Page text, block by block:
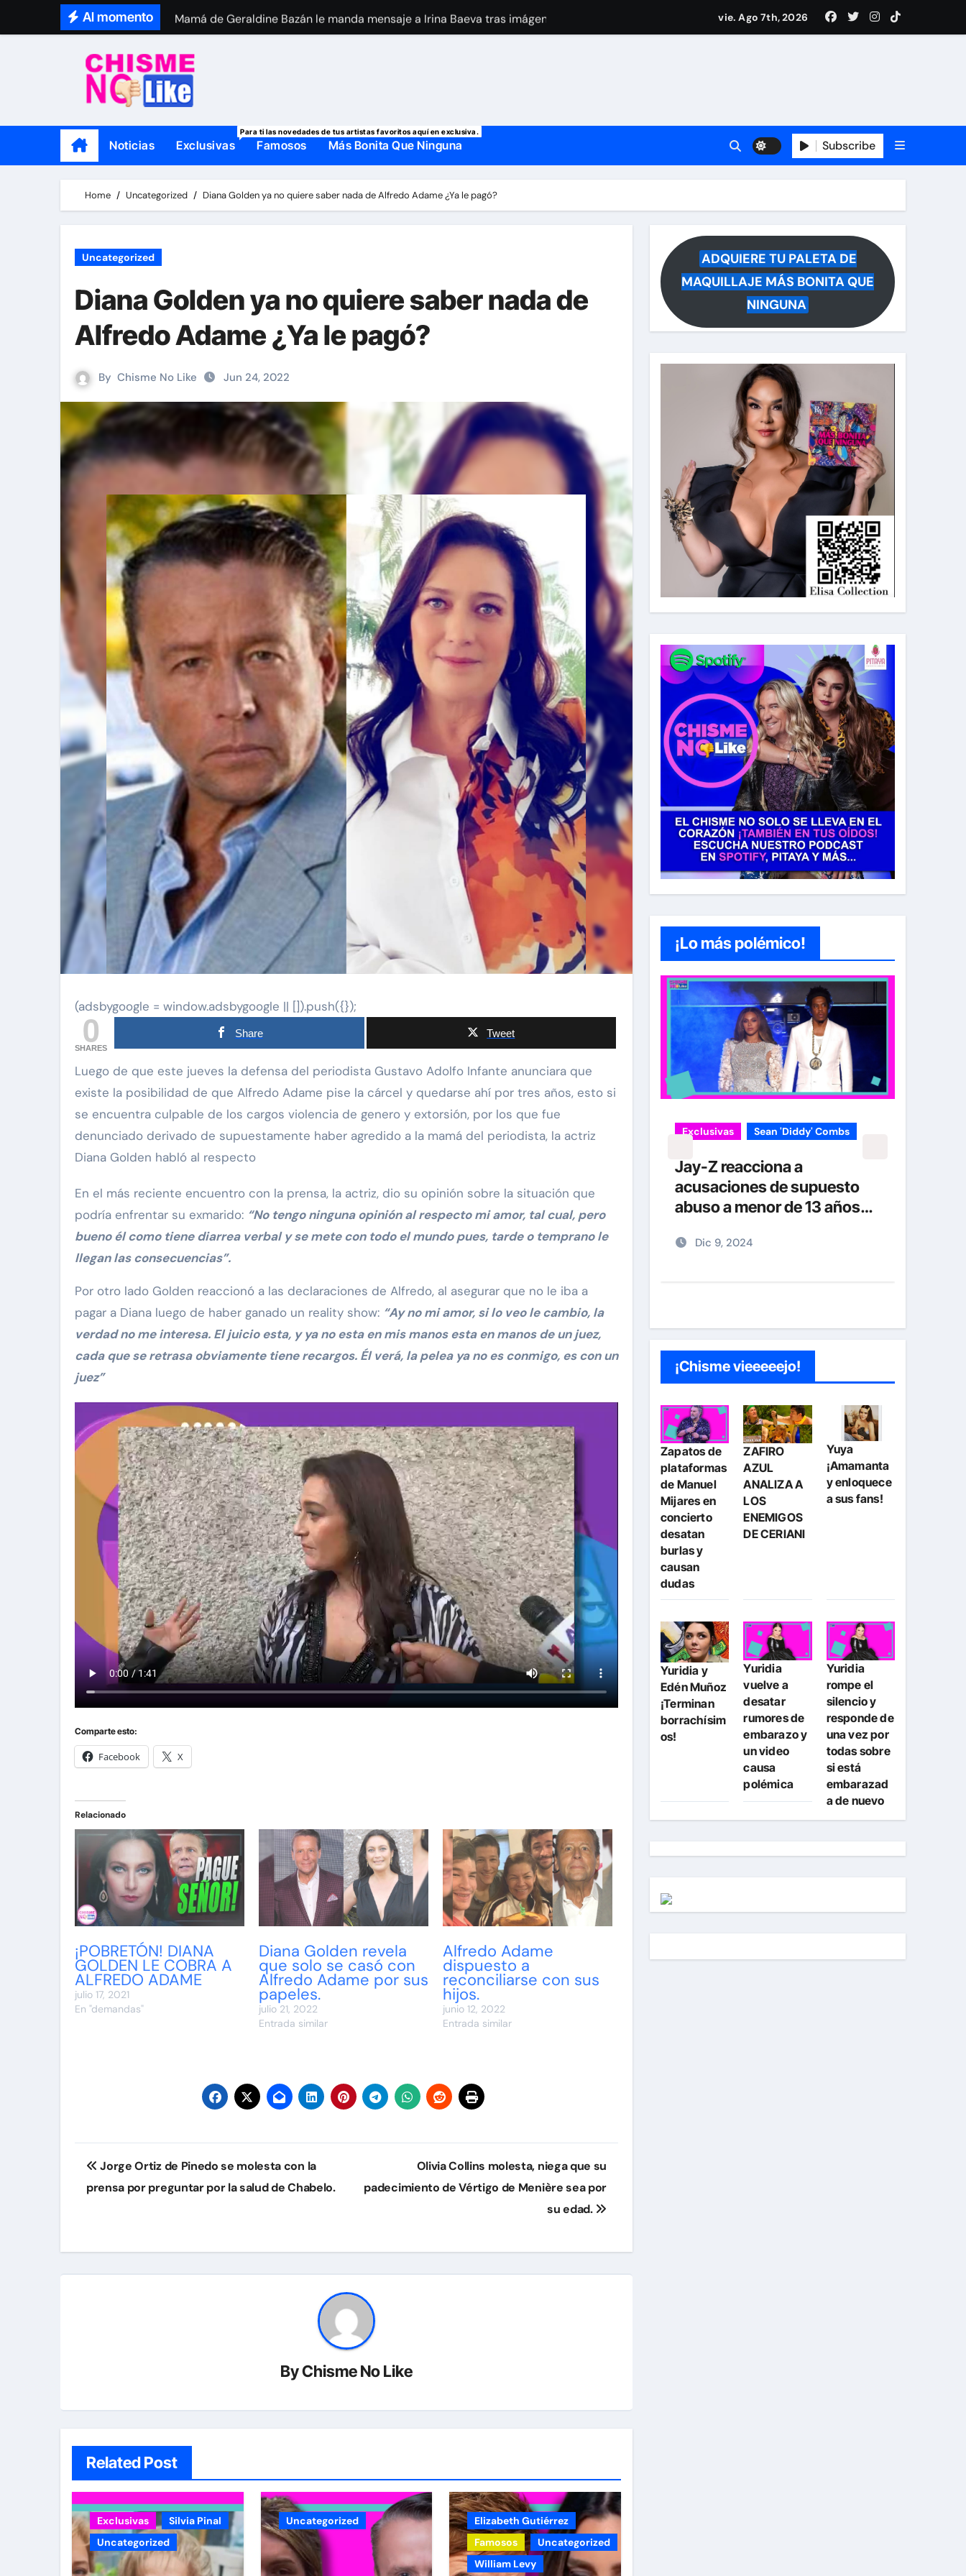
Al momento
Mamá de Geraldine Bazán le manda mensaje a Irina Baeva tras imágenes junto a Giovanni Medina y revela lo que muchos querían saber
vie. Ago 7th, 2026
Noticias Exclusivas
Para ti las novedades de tus artistas favoritos aquí en exclusiva.
Famosos Más Bonita Que Ninguna Subscribe
Home Uncategorized Diana Golden ya no quiere saber nada de Alfredo Adame ¿Ya le pagó?
Uncategorized
Diana Golden ya no quiere saber nada de
Alfredo Adame ¿Ya le pagó?
By Chisme No Like Jun 24, 2022
(adsbygoogle = window.adsbygoogle || []).push({});
0
SHARES
Share Tweet
Luego de que este jueves la defensa del periodista Gustavo Adolfo Infante anunciara que
existe la posibilidad de que Alfredo Adame pise la cárcel y quedarse ahí por tres años, esto si
se encuentra culpable de los cargos violencia de genero y extorsión, por los que fue
denunciado derivado de supuestamente haber agredido a la mamá del periodista, la actriz
Diana Golden habló al respecto
En el más reciente encuentro con la prensa, la actriz, dio su opinión sobre la situación que
podría enfrentar su exmarido: “No tengo ninguna opinión al respecto mi amor, tal cual, pero
bueno él como tiene diarrea verbal y se mete con todo el mundo pues, tarde o temprano le
llegan las consecuencias”.
Por otro lado Golden reaccionó a las declaraciones de Alfredo, al asegurar que no le iba a
pagar a Diana luego de haber ganado un reality show: “Ay no mi amor, si lo veo le cambio, la
verdad no me interesa. El juicio esta, y ya no esta en mis manos esta en manos de un juez,
cada que se retrasa obviamente tiene recargos. Él verá, la pelea ya no es conmigo, es con un
juez”
Comparte esto:
Facebook X
Relacionado
¡POBRETÓN! DIANA
GOLDEN LE COBRA A
ALFREDO ADAME
julio 17, 2021
En "demandas"
Diana Golden revela
que solo se casó con
Alfredo Adame por sus
papeles.
julio 21, 2022
Entrada similar
Alfredo Adame
dispuesto a
reconciliarse con sus
hijos.
junio 12, 2022
Entrada similar
Navegación
de
Jorge Ortiz de Pinedo se molesta con la
prensa por preguntar por la salud de Chabelo.
Olivia Collins molesta, niega que su
padecimiento de Vértigo de Menière sea por
su edad.
ByChisme No Like
Related Post
Exclusivas
Silvia Pinal
Uncategorized
Uncategorized
Elizabeth Gutiérrez
Famosos
Uncategorized
William Levy
ADQUIERE TU PALETA DE
MAQUILLAJE MÁS BONITA QUE
NINGUNA
¡Lo más polémico!
se
de
“Está
Exclusivas
Silvia Pinal
Uncategorized
Entre lágrimas, asistente de
Silvia Pinal revela nuevos
detalles sobre su salud
Nov 27, 2024
carolina Sandoval Exclusivas
verdad detrás del divorcio de
Carolina Sandoval y Nick
Hernández
Nov 26, 2024
Exclusivas Sean 'Diddy' Combs
Jay-Z reacciona a
acusaciones de supuesto
abuso a menor de 13 años
plena fiesta
Dic 9, 2024
¡Chisme vieeeeejo!
Zapatos de
plataformas
de Manuel
Mijares en
concierto
desatan
burlas y
causan
dudas
ZAFIRO
AZUL
ANALIZA A
LOS
ENEMIGOS
DE CERIANI
Yuya
¡Amamanta
y enloquece
a sus fans!
Yuridia y
Edén Muñoz
¡Terminan
borrachísim
os!
Yuridia
vuelve a
desatar
rumores de
embarazo y
un video
causa
polémica
Yuridia
rompe el
silencio y
responde de
una vez por
todas sobre
si está
embarazad
a de nuevo